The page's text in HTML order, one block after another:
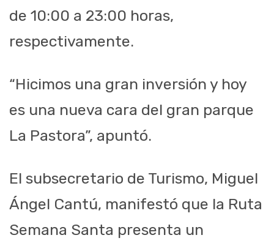
de 10:00 a 23:00 horas,
respectivamente.
“Hicimos una gran inversión y hoy
es una nueva cara del gran parque
La Pastora”, apuntó.
El subsecretario de Turismo, Miguel
Ángel Cantú, manifestó que la Ruta
Semana Santa presenta un